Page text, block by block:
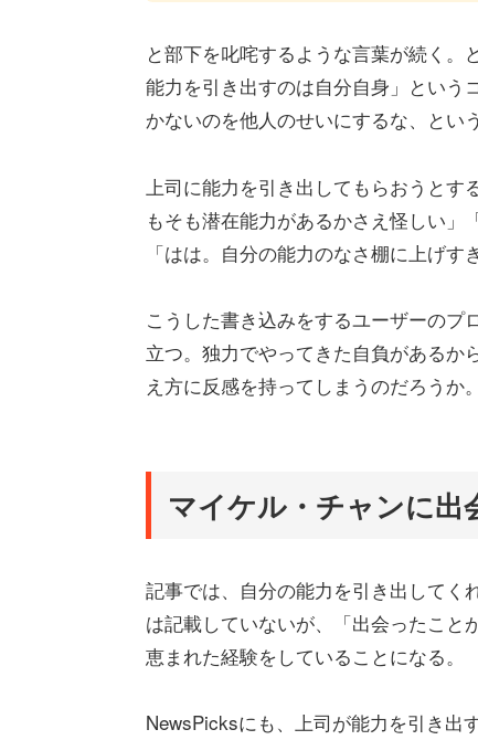
と部下を叱咤するような言葉が続く
能力を引き出すのは自分自身」という
かないのを他人のせいにするな、とい
上司に能力を引き出してもらおうと
もそも潜在能力があるかさえ怪しい
「はは。自分の能力のなさ棚に上げす
こうした書き込みをするユーザーのプ
立つ。独力でやってきた自負があるか
え方に反感を持ってしまうのだろうか。
マイケル・チャンに
記事では、自分の能力を引き出してく
は記載していないが、「出会ったこと
恵まれた経験をしていることになる。
NewsPicksにも、上司が能力を引き出